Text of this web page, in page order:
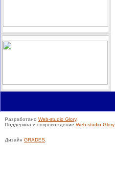
Разработано Web-studio Glory.
Поддержка и сопровождение Web-studio Glory.
Дизайн GRADES